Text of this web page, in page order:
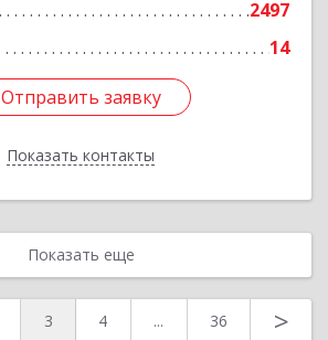
2497
14
Отправить заявку
Показать контакты
Отправить заявку
Назад
Показать еще
3 4 ... 36 >